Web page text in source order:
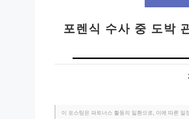
포렌식 수사 중 도박
이 포스팅은 파트너스 활동의 일환으로, 이에 따른 일